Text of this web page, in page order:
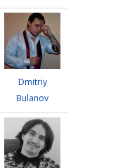
Dmitriy
Bulanov